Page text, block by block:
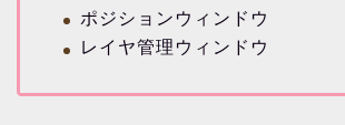
ポジションウィンドウ
レイヤ管理ウィンドウ